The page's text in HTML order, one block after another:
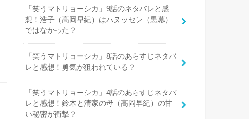
「笑うマトリョーシカ」9話のネタバレと感
想！浩子（高岡早紀）はハヌッセン（黒幕）
ではなかった？
「笑うマトリョーシカ」8話のあらすじネタバ
レと感想！勇気が狙われている？
「笑うマトリョーシカ」4話のあらすじネタバ
レと感想！鈴木と清家の母（高岡早紀）の甘
い秘密が衝撃？